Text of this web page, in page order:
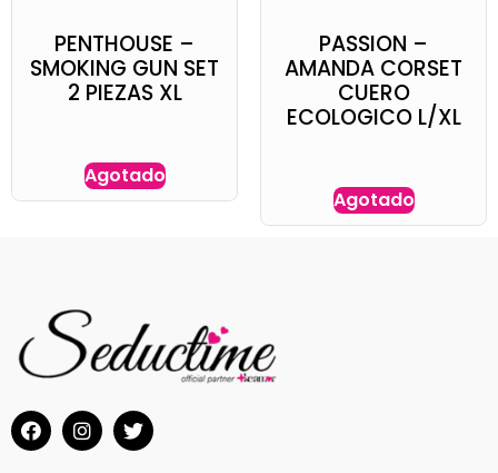
PENTHOUSE –
SMOKING GUN SET
2 PIEZAS XL
Agotado
PASSION –
AMANDA CORSET
CUERO
ECOLOGICO L/XL
Agotado